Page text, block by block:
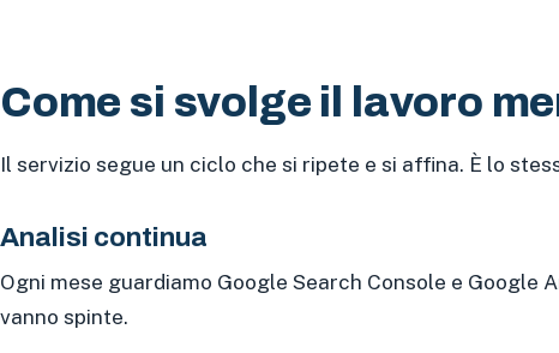
Come si svolge il lavoro
Il servizio segue un ciclo che si ripete e si affina. È lo
Analisi continua
Ogni mese guardiamo Google Search Console e Google
vanno spinte.